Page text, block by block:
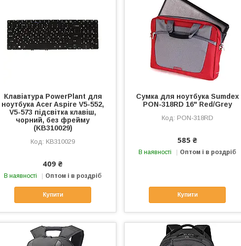
Клавіатура PowerPlant для
ноутбука Acer Aspire V5-552,
V5-573 підсвітка клавіш,
чорний, без фрейму
(KB310029)
KB310029
409 ₴
В наявності Оптом і в роздріб
Купити
Сумка для ноутбука Sumdex
PON-318RD 16" Red/Grey
PON-318RD
585 ₴
В наявності Оптом і в роздріб
Купити